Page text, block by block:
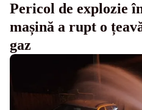
Pericol de explozie
mașină a rupt o
gaz